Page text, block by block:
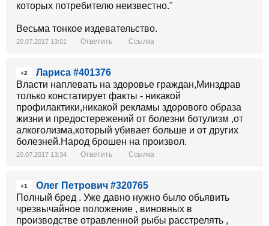
которых потребителю неизвестно."
Весьма тонкое издевательство.
20.07.2017 13:01 Ответить Ссылка
+2
Лариса #401376
Власти наплевать на здоровье граждан,Минздрав
только констатирует факты - никакой
профилактики,никакой рекламы здорового образа
жизни и предостережений от болезни ботулизм ,от
алкоголизма,который убивает больше и от других
болезней.Народ брошен на произвол.
20.07.2017 13:34 Ответить Ссылка
+1
Олег Петрович #320765
Полный бред . Уже давно нужно было обьявить
чрезвычайное положение , виновных в
производстве отравленной рыбы расстрелять ,